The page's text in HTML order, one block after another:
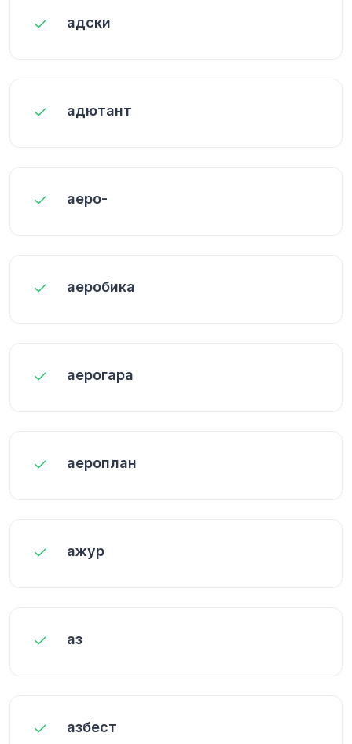
адски
адютант
аеро-
аеробика
аерогара
аероплан
ажур
аз
азбест